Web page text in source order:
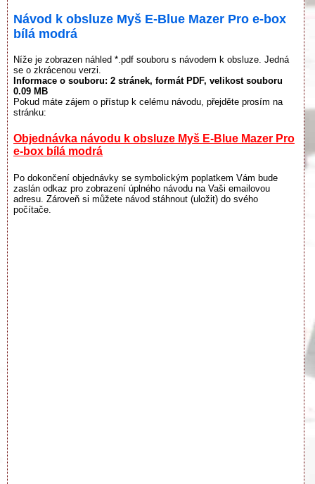
Návod k obsluze Myš E-Blue Mazer Pro e-box
bílá modrá
Níže je zobrazen náhled *.pdf souboru s návodem k obsluze. Jedná
se o zkrácenou verzi.
Informace o souboru: 2 stránek, formát PDF, velikost souboru
0.09 MB
Pokud máte zájem o přístup k celému návodu, přejděte prosím na
stránku:
Objednávka návodu k obsluze Myš E-Blue Mazer Pro
e-box bílá modrá
Po dokončení objednávky se symbolickým poplatkem Vám bude
zaslán odkaz pro zobrazení úplného návodu na Vaši emailovou
adresu. Zároveň si můžete návod stáhnout (uložit) do svého
počítače.